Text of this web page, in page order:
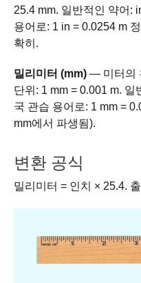
25.4 mm. 일반적인 약어:
용어로: 1 in = 0.0254 m
확히.
밀리미터 (mm) — 미터의
단위: 1 mm = 0.001 m. 일
국 관습 용어로: 1 mm =
mm에서 파생됨).
변환 공식
밀리미터 = 인치 × 25.4.